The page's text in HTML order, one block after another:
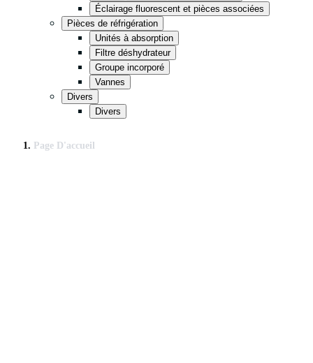
Éclairage fluorescent et pièces associées
Pièces de réfrigération
Unités à absorption
Filtre déshydrateur
Groupe incorporé
Vannes
Divers
Divers
Page D'accueil